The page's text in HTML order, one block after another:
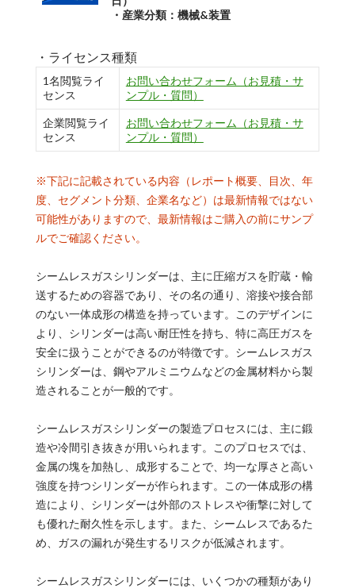
・産業分類：機械&装置
・ライセンス種類
1名閲覧ライ
センス
お問い合わせフォーム（お見積・サ
ンプル・質問）
企業閲覧ライ
センス
お問い合わせフォーム（お見積・サ
ンプル・質問）
※下記に記載されている内容（レポート概要、目次、年
度、セグメント分類、企業名など）は最新情報ではない
可能性がありますので、最新情報はご購入の前にサンプ
ルでご確認ください。
シームレスガスシリンダーは、主に圧縮ガスを貯蔵・輸
送するための容器であり、その名の通り、溶接や接合部
のない一体成形の構造を持っています。このデザインに
より、シリンダーは高い耐圧性を持ち、特に高圧ガスを
安全に扱うことができるのが特徴です。シームレスガス
シリンダーは、鋼やアルミニウムなどの金属材料から製
造されることが一般的です。
シームレスガスシリンダーの製造プロセスには、主に鍛
造や冷間引き抜きが用いられます。このプロセスでは、
金属の塊を加熱し、成形することで、均一な厚さと高い
強度を持つシリンダーが作られます。この一体成形の構
造により、シリンダーは外部のストレスや衝撃に対して
も優れた耐久性を示します。また、シームレスであるた
め、ガスの漏れが発生するリスクが低減されます。
シームレスガスシリンダーには、いくつかの種類があり